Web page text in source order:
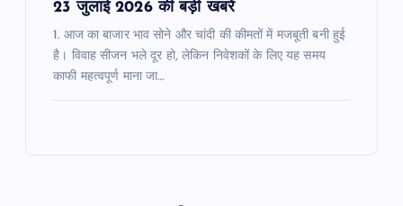
23 जुलाई 2026 की बड़ी खबरें
1. आज का बाजार भाव सोने और चांदी की कीमतों में मजबूती बनी हुई
है। विवाह सीजन भले दूर हो, लेकिन निवेशकों के लिए यह समय
काफी महत्वपूर्ण माना जा…